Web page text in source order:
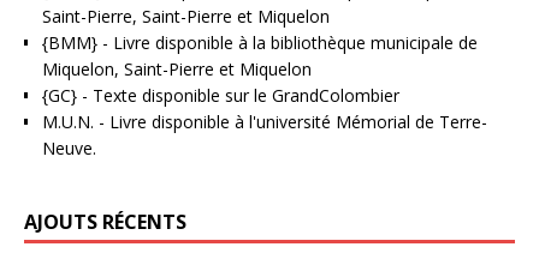
Saint-Pierre, Saint-Pierre et Miquelon
{BMM} - Livre disponible à la bibliothèque municipale de
Miquelon, Saint-Pierre et Miquelon
{GC} - Texte disponible sur le GrandColombier
M.U.N. - Livre disponible à l'université Mémorial de Terre-
Neuve.
AJOUTS RÉCENTS